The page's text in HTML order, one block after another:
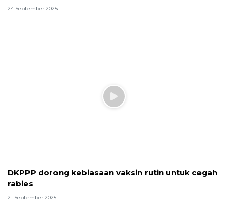
24 September 2025
DKPPP dorong kebiasaan vaksin rutin untuk cegah
rabies
21 September 2025